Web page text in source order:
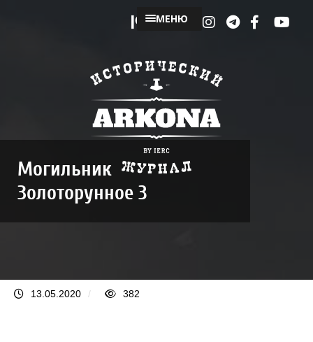
МЕНЮ
Могильник
Золоторунное 3
13.05.2020 / 382